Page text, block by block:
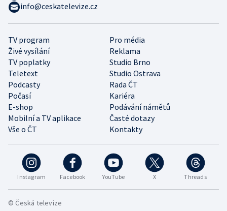
Instagram Facebook YouTube X Threads
TV program
Pro média
Živé vysílání
Reklama
TV poplatky
Studio Brno
Teletext
Studio Ostrava
Podcasty
Rada ČT
Počasí
Kariéra
E-shop
Podávání námětů
Mobilní a TV aplikace
Časté dotazy
Vše o ČT
Kontakty
info@ceskatelevize.cz
© Česká televize